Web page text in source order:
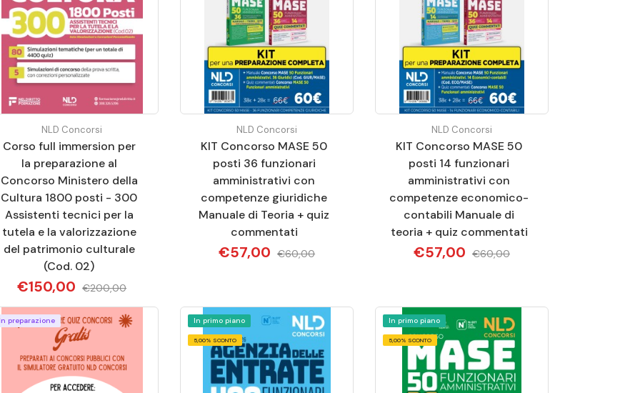
NLD Concorsi
Corso full immersion per
la preparazione al
Concorso Ministero della
Cultura 1800 posti - 300
Assistenti tecnici per la
tutela e la valorizzazione
del patrimonio culturale
(Cod. 02)
€150,00 €200,00
NLD Concorsi
KIT Concorso MASE 50
posti 36 funzionari
amministrativi con
competenze giuridiche
Manuale di Teoria + quiz
commentati
€57,00 €60,00
NLD Concorsi
KIT Concorso MASE 50
posti 14 funzionari
amministrativi con
competenze economico-
contabili Manuale di
teoria + quiz commentati
€57,00 €60,00
In preparazione In primo piano
5,00% SCONTO
In primo piano
5,00% SCONTO